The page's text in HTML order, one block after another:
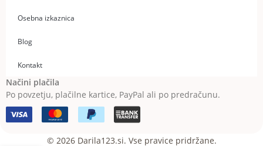
Osebna izkaznica
Blog
Kontakt
Načini plačila
Po povzetju, plačilne kartice, PayPal ali po predračunu.
© 2026 Darila123.si. Vse pravice pridržane.